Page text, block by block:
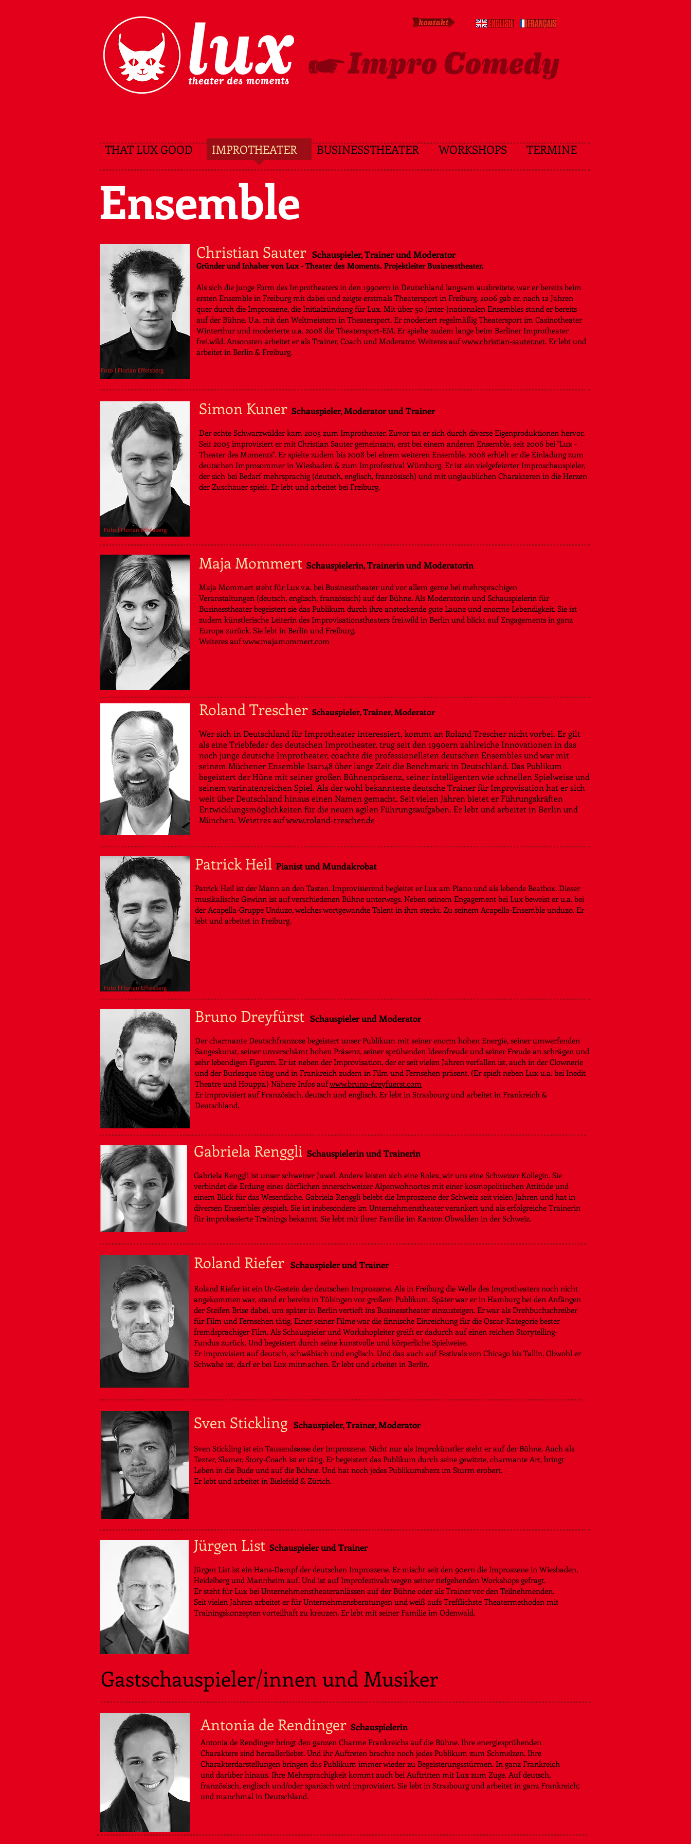
THAT LUX GOOD IMPROTHEATER BUSINESSTHEATER WORKSHOPS TERMINE
Foto | Florian Effelsberg
Christian Sauter Schauspieler, Trainer und Moderator
Gründer und Inhaber von Lux - Theater des Moments. Projektleiter Businesstheater.
Als sich die junge Form des Improtheaters in den 1990ern in Deutschland langsam ausbreitete, war er bereits beim
ersten Ensemble in Freiburg mit dabei und zeigte erstmals Theatersport in Freiburg. 2006 gab er, nach 12 Jahren
quer durch die Improszene, die Initialzündung für Lux. Mit über 50 (inter-)nationalen Ensembles stand er bereits
auf der Bühne. U.a. mit den Weltmeistern in Theatersport. Er moderiert regelmäßig Theatersport im Casinotheater
Winterthur und moderierte u.a. 2008 die Theatersport-EM. Er spielte zudem lange beim Berliner Improtheater
frei.wild. Ansonsten arbeitet er als Trainer, Coach und Moderator. Weiteres aufwww.christian-sauter.net​. Er lebt und
arbeitet in Berlin & Freiburg.
Ensemble
Foto | Florian Effelsberg
Simon Kuner Schauspieler, Moderator und Trainer
Der echte Schwarzwälder kam 2005 zum Improtheater. Zuvor tat er sich durch diverse Eigenproduktionen hervor.
Seit 2005 improvisiert er mit Christian Sauter gemeinsam, erst bei einem anderen Ensemble, seit 2006 bei "Lux -
Theater des Moments". Er spielte zudem bis 2008 bei einem weiteren Ensemble. 2008 erhielt er die Einladung zum
deutschen Improsommer in Wiesbaden & zum Improfestival Würzburg. Er ist ein vielgefeierter Improschauspieler,
der sich bei Bedarf mehrsprachig (deutsch, englisch, französisch) und mit unglaublichen Charakteren in die Herzen
der Zuschauer spielt. Er lebt und arbeitet bei Freiburg.
Maja Mommert Schauspielerin, Trainerin und Moderatorin
Maja Mommert steht für Lux v.a. bei Businesstheater und vor allem gerne bei mehrsprachigen
Veranstaltungen (deutsch, englisch, französisch) auf der Bühne. Als Moderatorin und Schauspielerin für
Businesstheater begeistert sie das Publikum durch ihre ansteckende gute Laune und enorme Lebendigkeit. Sie ist
zudem künstlerische Leiterin des Improvisationstheaters frei.wild in Berlin und blickt auf Engagements in ganz
Europa zurück. Sie lebt in Berlin und Freiburg.
Weiteres auf www.majamommert.com
RolandTrescher Schauspieler, Trainer, Moderator
Wer sich in Deutschland für Improtheater interessiert, kommt an Roland Trescher nicht vorbei. Er gilt
als eine Triebfeder des deutschen Improtheater, trug seit den 1990ern zahlreiche Innovationen in das
noch junge deutsche Improtheater, coachte die professionellsten deutschen Ensembles und war mit
seinem Müchener Ensemble Isar148 über lange Zeit die Benchmark in Deutschland. Das Publikum
begeistert der Hüne mit seiner großen Bühnenpräsenz, seiner intelligenten wie schnellen Spielweise und
seinem varinatenreichen Spiel. Als der wohl bekannteste deutsche Trainer für Improvisation hat er sich
weit über Deutschland hinaus einen Namen gemacht. Seit vielen Jahren bietet er Führungskräften
Entwicklungsmöglichkeiten für die neuen agilen Führungsaufgaben. Er lebt und arbeitet in Berlin und
München. Weietres aufwww.roland-trescher.de
Foto | Florian Effelsberg
Patrick Heil Pianist und Mundakrobat
Patrick Heil ist der Mann an den Tasten. Improvisierend begleitet er Lux am Piano und als lebende Beatbox. Dieser
musikalische Gewinn ist auf verschiedenen Bühne unterwegs. Neben seinem Engagement bei Lux beweist er u.a. bei
der Acapella-Gruppe Unduzo, welches wortgewandte Talent in ihm steckt. Zu seinem Acapella-Ensemble unduzo. Er
lebt und arbeitet in Freiburg.
Bruno Dreyfürst Schauspieler und Moderator
Der charmante Deutschfranzose begeistert unser Publikum mit seiner enorm hohen Energie, seiner umwerfenden
Sangeskunst, seiner unverschämt hohen Präsenz, seiner sprühenden Ideenfreude und seiner Freude an schrägen und
sehr lebendigen Figuren. Er ist neben der Improvisation, der er seit vielen Jahren verfallen ist, auch in der Clownerie
und der Burlesque tätig und in Frankreich zudem in Film und Fernsehen präsent. (Er spielt neben Lux u.a. bei Inedit
Theatre und Houppz.) Nähere Infos aufwww.bruno-dreyfuerst.com
Er improvisiert auf Französisch, deutsch und englisch. Er lebt in Strasbourg und arbeitet in Frankreich &
Deutschland.
Gabriela Renggli Schauspielerin und Trainerin
Gabriela Renggli ist unser schweizer Juwel. Andere leisten sich eine Rolex, wir uns eine Schweizer Kollegin. Sie
verbindet die Erdung eines dörflichen innerschweizer Alpenwohnortes mit einer kosmopolitischen Attitüde und
einem Blick für das Wesentliche. Gabriela Renggli belebt die Improszene der Schweiz seit vielen Jahren und hat in
diversen Ensembles gespielt. Sie ist insbesondere im Unternehmenstheater verankert und als erfolgreiche Trainerin
für improbasierte Trainings bekannt. Sie lebt mit ihrer Familie im Kanton Obwalden in der Schweiz.
Roland Riefer Schauspieler und Trainer
Roland Riefer ist ein Ur-Gestein der deutschen Improszene. Als in Freiburg die Welle des Improtheaters noch nicht
angekommen war, stand er bereits in Tübingen vor großem Publikum. Später war er in Hamburg bei den Anfängen
der Steifen Brise dabei, um später in Berlin vertieft ins Businesstheater einzusteigen. Er war als Drehbuchschreiber
für Film und Fernsehen tätig. Einer seiner Filme war die finnische Einreichung für die Oscar-Kategorie bester
fremdsprachiger Film. Als Schauspieler und Workshopleiter greift er dadurch auf einen reichen Storytelling-
Fundus zurück. Und begeistert durch seine kunstvolle und körperliche Spielweise.
Er improvisiert auf deutsch, schwäbisch und englisch. Und das auch auf Festivals von Chicago bis Tallin. Obwohl er
Schwabe ist, darf er bei Lux mitmachen. Er lebt und arbeitet in Berlin.
Sven Stickling Schauspieler, Trainer, Moderator
Sven Stickling ist ein Tausendsasse der Improszene. Nicht nur als Improkünstler steht er auf der Bühne. Auch als
Texter, Slamer, Story-Coach ist er tätig. Er begeistert das Publikum durch seine gewitzte, charmante Art, bringt
Leben in die Bude und auf die Bühne. Und hat noch jedes Publikumsherz im Sturm erobert.
Er lebt und arbeitet in Bielefeld & Zürich.
Jürgen List Schauspieler und Trainer
Jürgen List ist ein Hans-Dampf der deutschen Improszene. Er mischt seit den 90ern die Improszene in Wiesbaden,
Heidelberg und Mannheim auf. Und ist auf Improfestivals wegen seiner tiefgehenden Workshops gefragt.
Er steht für Lux bei Unternehmenstheateranlässen auf der Bühne oder als Trainer vor den Teilnehmenden.
Seit vielen Jahren arbeitet er für Unternehmensberatungen und weiß aufs Trefflichste Theatermethoden mit
Trainingskonzepten vorteilhaft zu kreuzen. Er lebt mit seiner Familie im Odenwald.
Gastschauspieler/innen und Musiker
Antonia de Rendinger Schauspielerin
Antonia de Rendinger bringt den ganzen Charme Frankreichs auf die Bühne. Ihre energiesprühenden
Charaktere sind herzallerliebst. Und ihr Auftreten brachte noch jedes Publikum zum Schmelzen. Ihre
Charakterdarstellungen bringen das Publikum immer wieder zu Begeisterungsstürmen. In ganz Frankreich
und darüber hinaus. Ihre Mehrsprachigkeit kommt auch bei Auftritten mit Lux zum Zuge. Auf deutsch,
französisch, englisch und/oder spanisch wird improvisiert. Sie lebt in Strasbourg und arbeitet in ganz Frankreich;
und manchmal in Deutschland.